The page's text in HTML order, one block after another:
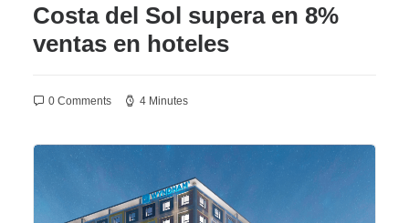
Costa del Sol supera en 8%
ventas en hoteles
0 Comments 4 Minutes